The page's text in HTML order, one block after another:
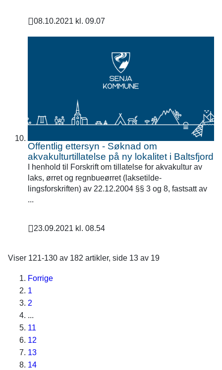
Publisert
08.10.2021 kl. 09.07
Offentlig ettersyn - Søknad om
akvakulturtillatelse på ny lokalitet i Baltsfjord
I henhold til Forskrift om tillatelse for akvakultur av
laks, ørret og regnbueørret (laksetilde-
lingsforskriften) av 22.12.2004 §§ 3 og 8, fastsatt av
...
Publisert
23.09.2021 kl. 08.54
Viser 121-130 av 182 artikler, side 13 av 19
Forrige
1
2
...
11
12
13
14